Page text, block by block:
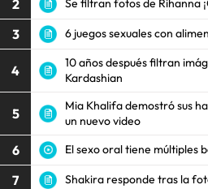
2 Se filtran fotos de Rihanna
3 6 juegos sexuales con
4
10 años después filtran
Kardashian
5
Mia Khalifa demostró sus
un nuevo video
6 El sexo oral tiene múltiples
7 Shakira responde tras la